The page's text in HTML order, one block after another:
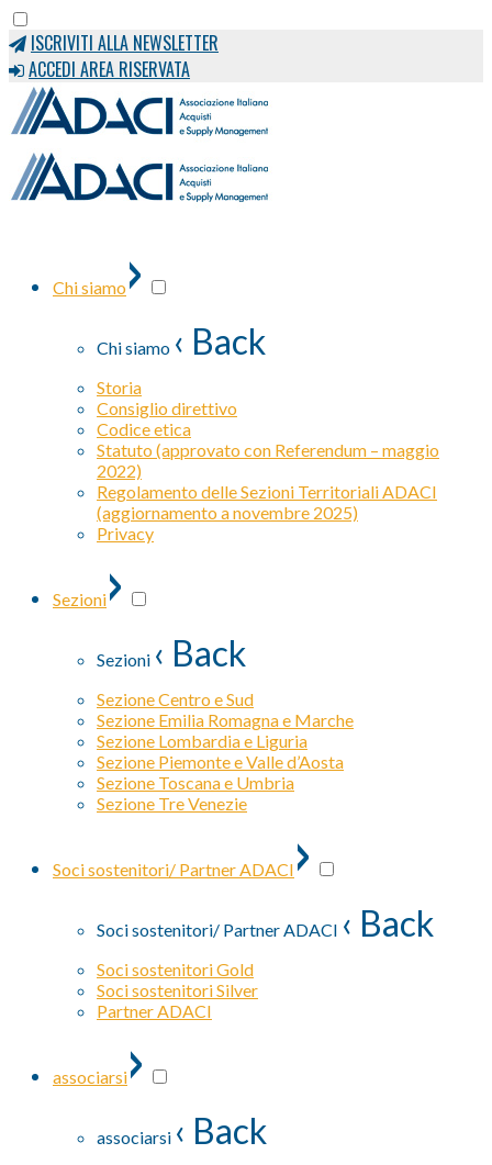
ISCRIVITI ALLA NEWSLETTER
ACCEDI AREA RISERVATA
Chi siamo ›
Chi siamo ‹ Back
Storia
Consiglio direttivo
Codice etica
Statuto (approvato con Referendum – maggio
2022)
Regolamento delle Sezioni Territoriali ADACI
(aggiornamento a novembre 2025)
Privacy
Sezioni›
Sezioni ‹ Back
Sezione Centro e Sud
Sezione Emilia Romagna e Marche
Sezione Lombardia e Liguria
Sezione Piemonte e Valle d’Aosta
Sezione Toscana e Umbria
Sezione Tre Venezie
Soci sostenitori/ Partner ADACI ›
Soci sostenitori/ Partner ADACI ‹ Back
Soci sostenitori Gold
Soci sostenitori Silver
Partner ADACI
associarsi›
associarsi ‹ Back